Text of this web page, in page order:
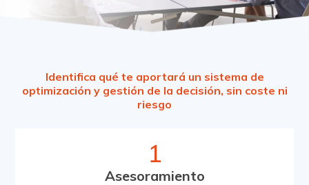
Identifica qué te aportará un sistema de
optimización y gestión de la decisión, sin coste ni
riesgo
1
Asesoramiento